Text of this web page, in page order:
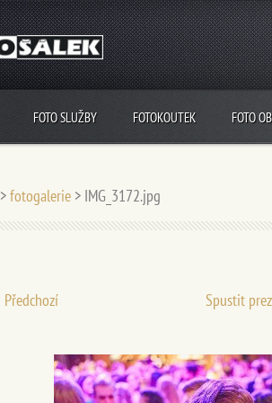
FOTO SLUŽBY FOTOKOUTEK FOTO
>fotogalerie > IMG_3172.jpg
Předchozí Spustit